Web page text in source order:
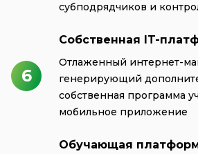
субподрядчиков и
6
Собственная IT-
Отлаженный интернет-
генерирующий
собственная программа
мобильное приложение
Обучающая